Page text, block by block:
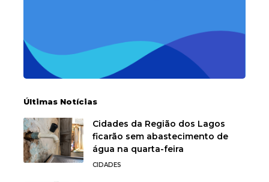
Últimas Notícias
Cidades da Região dos Lagos
ficarão sem abastecimento de
água na quarta-feira
CIDADES